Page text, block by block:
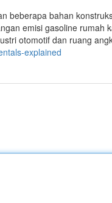
beberapa bahan
emisi gasoline rumah
otomotif dan ruang
explained